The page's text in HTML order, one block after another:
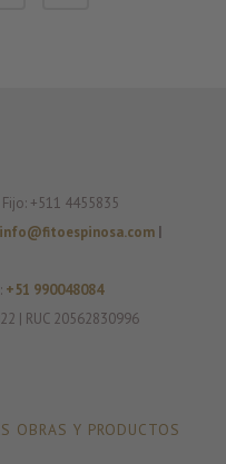
+511 4455835
info@fitoespinosa.com |
+51 990048084
| RUC 20562830996
OBRAS Y PRODUCTOS